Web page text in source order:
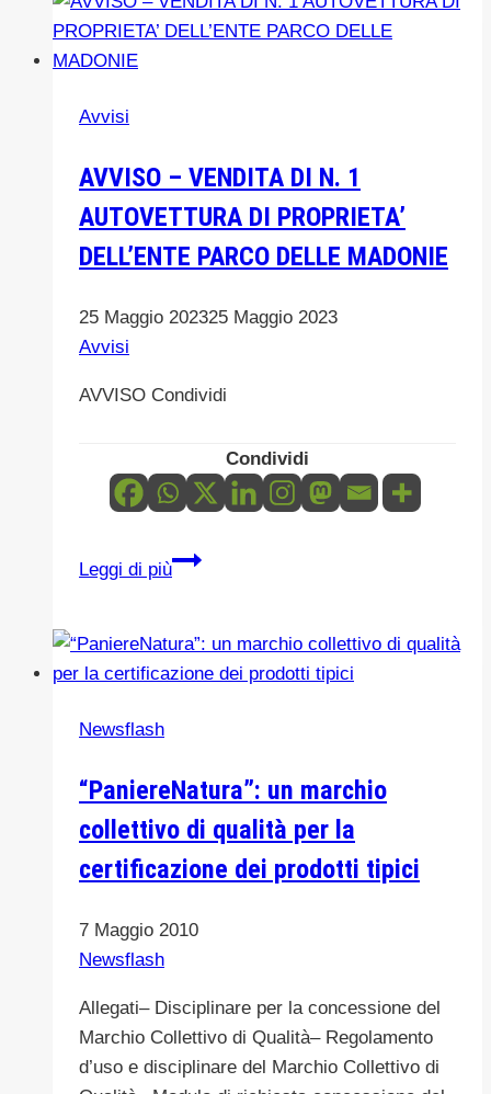
Madonie
celebra
Geodiversità
Avvisi
AVVISO – VENDITA DI N. 1
AUTOVETTURA DI PROPRIETA’
DELL’ENTE PARCO DELLE MADONIE
25 Maggio 202325 Maggio 2023
Avvisi
AVVISO Condividi
Condividi
Leggi di più
AVVISO
DI
N.
PROPRIETA’
DELL’ENTE
PARCO
DELLE
Newsflash
“PaniereNatura”: un marchio
collettivo di qualità per la
certificazione dei prodotti tipici
7 Maggio 2010
Newsflash
Allegati– Disciplinare per la concessione del
Marchio Collettivo di Qualità– Regolamento
d’uso e disciplinare del Marchio Collettivo di